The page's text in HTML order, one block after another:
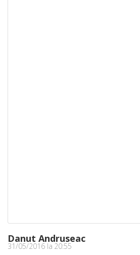
Danut Andruseac
31/05/2016 la 20:55